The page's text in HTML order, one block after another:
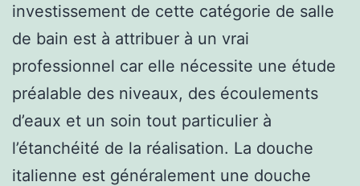
investissement de cette catégorie de salle
de bain est à attribuer à un vrai
professionnel car elle nécessite une étude
préalable des niveaux, des écoulements
d’eaux et un soin tout particulier à
l’étanchéité de la réalisation. La douche
italienne est généralement une douche